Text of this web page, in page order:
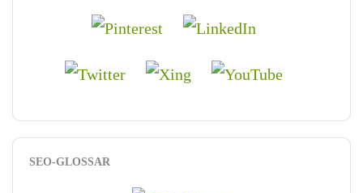
SEO-GLOSSAR